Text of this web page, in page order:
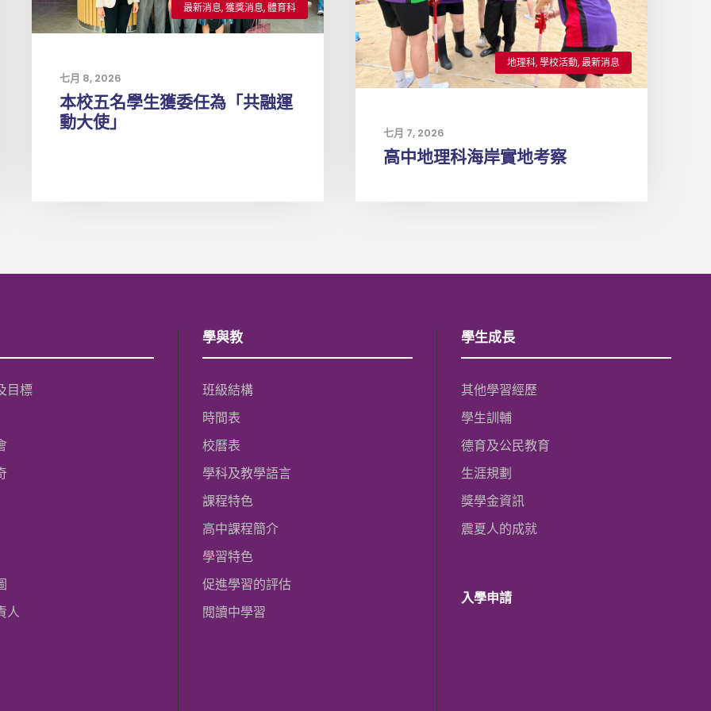
最新消息,獲獎消息,體育科
七月 8, 2026
本校五名學生獲委任為「共融運
動大使」
地理科,學校活動,最新消息
七月 7, 2026
高中地理科海岸實地考察
目標
人
學與教
班級結構
時間表
校曆表
學科及教學語言
課程特色
高中課程簡介
學習特色
促進學習的評估
閱讀中學習
學生成長
其他學習經歷
學生訓輔
德育及公民教育
生涯規劃
獎學金資訊
震夏人的成就
入學申請